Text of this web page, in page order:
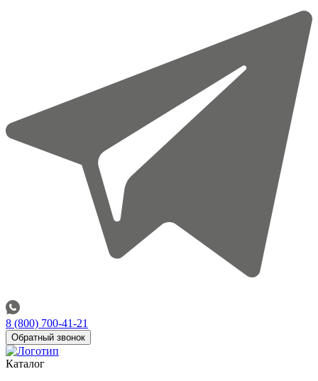
8 (800) 700-41-21
Обратный звонок
Каталог